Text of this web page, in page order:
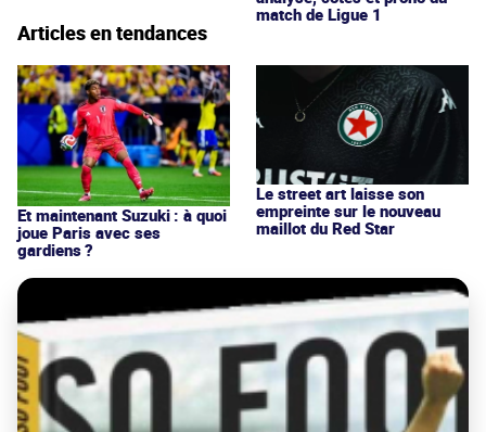
match de Ligue 1
Articles en tendances
Et maintenant Suzuki : à quoi
joue Paris avec ses
gardiens ?
Le street art laisse son
empreinte sur le nouveau
maillot du Red Star